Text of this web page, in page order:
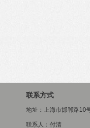
联系方式
地址：上海市邯郸路10
联系人：付清